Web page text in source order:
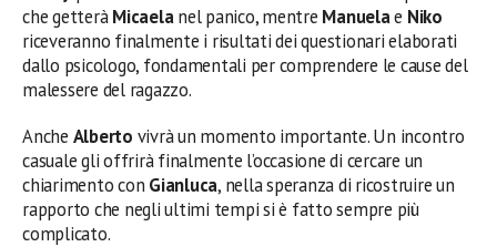
che getteràMicaelanel panico, mentre Manuelae Niko
riceveranno finalmente i risultati dei questionari elaborati
dallo psicologo, fondamentali per comprendere le cause del
malessere del ragazzo.
Anche Alberto vivrà un momento importante. Un incontro
casuale gli offrirà finalmente l’occasione di cercare un
chiarimento con Gianluca, nella speranza di ricostruire un
rapporto che negli ultimi tempi si è fatto sempre più
complicato.